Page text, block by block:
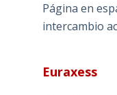
Página en
intercambio
Euraxess